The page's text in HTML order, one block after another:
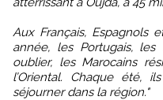
Aux Français, Espagnols
année, les Portugais,
oublier, les Marocains
l’Oriental. Chaque été,
séjourner dans la région."